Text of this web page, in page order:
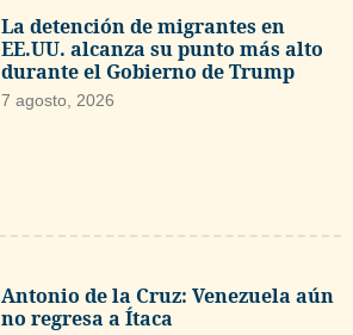
La detención de migrantes en
EE.UU. alcanza su punto más alto
durante el Gobierno de Trump
7 agosto, 2026
Antonio de la Cruz: Venezuela aún
no regresa a Ítaca